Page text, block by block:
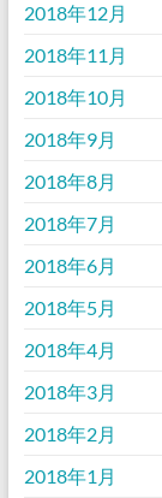
2018年12月
2018年11月
2018年10月
2018年9月
2018年8月
2018年7月
2018年6月
2018年5月
2018年4月
2018年3月
2018年2月
2018年1月